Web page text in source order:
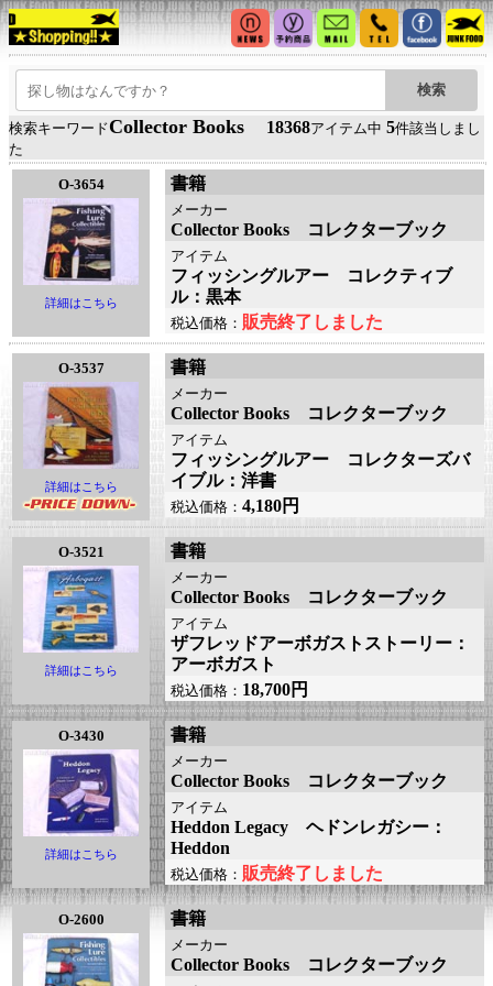
検索キーワードCollector Books 18368アイテム中 5件該当しまし
た
O-3654
詳細はこちら
書籍
メーカー
Collector Books コレクターブック
アイテム
フィッシングルアー コレクティブ
ル：黒本
税込価格： 販売終了しました
O-3537
詳細はこちら
書籍
メーカー
Collector Books コレクターブック
アイテム
フィッシングルアー コレクターズバ
イブル：洋書
税込価格： 4,180円
O-3521
詳細はこちら
書籍
メーカー
Collector Books コレクターブック
アイテム
ザフレッドアーボガストストーリー：
アーボガスト
税込価格： 18,700円
O-3430
詳細はこちら
書籍
メーカー
Collector Books コレクターブック
アイテム
Heddon Legacy ヘドンレガシー：
Heddon
税込価格： 販売終了しました
O-2600 書籍
メーカー
Collector Books コレクターブック